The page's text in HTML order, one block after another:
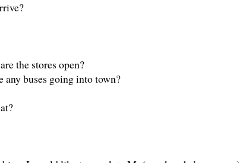
the stores open?
any buses going into town?